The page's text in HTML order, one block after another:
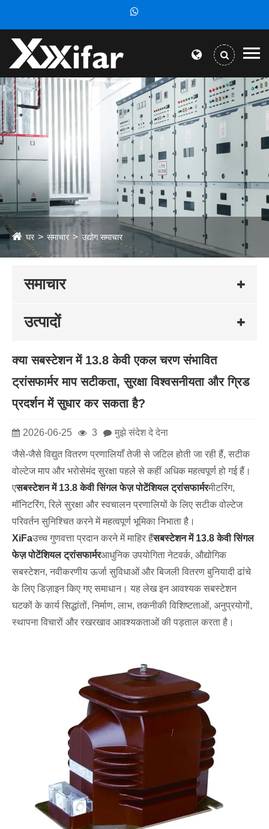
घर समाचार उद्योग समाचार
समाचार
उत्पादों
क्या सबस्टेशन में 13.8 केवी एकल चरण संभावित
ट्रांसफार्मर माप सटीकता, सुरक्षा विश्वसनीयता और ग्रिड
प्रदर्शन में सुधार कर सकता है?
2026-06-25 3 मुझे संदेश दे देना
जैसे-जैसे विद्युत वितरण प्रणालियाँ तेजी से जटिल होती जा रही हैं, सटीक
वोल्टेज माप और भरोसेमंद सुरक्षा पहले से कहीं अधिक महत्वपूर्ण हो गई हैं।
एसबस्टेशन में 13.8 केवी सिंगल फेज़ पोटेंशियल ट्रांसफार्मरमीटरिंग,
मॉनिटरिंग, रिले सुरक्षा और स्वचालन प्रणालियों के लिए सटीक वोल्टेज
परिवर्तन सुनिश्चित करने में महत्वपूर्ण भूमिका निभाता है।
XiFaउच्च गुणवत्ता प्रदान करने में माहिर हैंसबस्टेशन में 13.8 केवी सिंगल
फेज़ पोटेंशियल ट्रांसफार्मरआधुनिक उपयोगिता नेटवर्क, औद्योगिक
सबस्टेशन, नवीकरणीय ऊर्जा सुविधाओं और बिजली वितरण बुनियादी ढांचे
के लिए डिज़ाइन किए गए समाधान। यह लेख इन आवश्यक सबस्टेशन
घटकों के कार्य सिद्धांतों, निर्माण, लाभ, तकनीकी विशिष्टताओं, अनुप्रयोगों,
स्थापना विचारों और रखरखाव आवश्यकताओं की पड़ताल करता है।